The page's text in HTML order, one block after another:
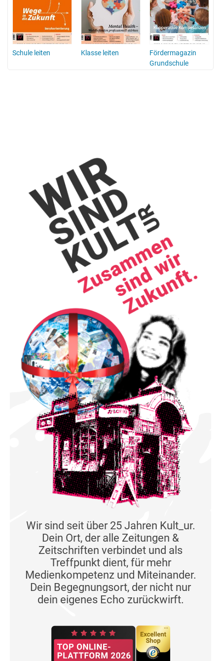
Schule leiten Klasse leiten
Fördermagazin
Grundschule
Wir sind seit über 25 Jahren Kult_ur.
Dein Ort, der alle Zeitungen &
Zeitschriften verbindet und als
Treffpunkt dient, für mehr
Medienkompetenz und Miteinander.
Dein Begegnungsort, der nicht nur
dein eigenes Echo zurückwirft.